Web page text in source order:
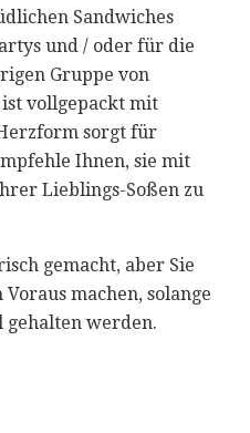
Sandwiches
und / oder für die
Gruppe von
ist vollgepackt mit
sorgt für
Ihnen, sie mit
Lieblings-Soßen zu
gemacht, aber Sie
machen, solange
gehalten werden.